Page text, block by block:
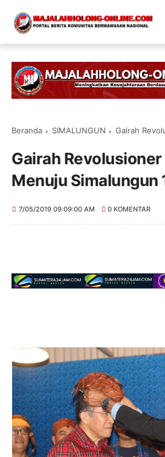
Beranda SIMALUNGUN Gairah
Gairah
Menuju Simalungun
7/05/2019 09:09:00 AM 0 KOMENTAR